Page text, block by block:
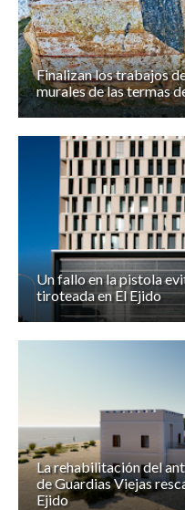
Finalizan los trabajos
murales de las termas
Un fallo en la pistola
tiroteada en El Ejido
La rehabilitación del
de Guardias Viejas
Ejido